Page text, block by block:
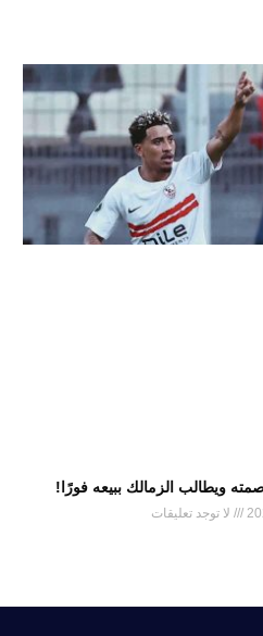
ويطالب الزمالك ببيعه فورًا!
لا توجد تعليقات